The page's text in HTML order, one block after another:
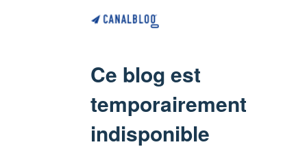
Ce blog est
temporairement
indisponible